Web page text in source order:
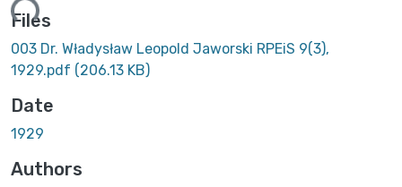
Files
003 Dr. Władysław Leopold Jaworski RPEiS 9(3),
1929.pdf (206.13 KB)
Date
1929
Authors